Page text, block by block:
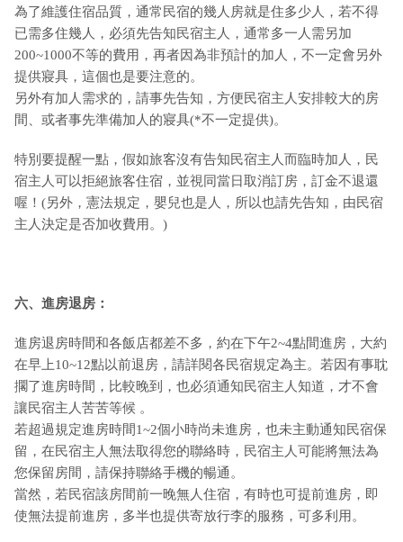
為了維護住宿品質，通常民宿的幾人房就是住多少人，若不得
已需多住幾人，必須先告知民宿主人，通常多一人需另加
200~1000不等的費用，再者因為非預計的加人，不一定會另外
提供寢具，這個也是要注意的。
另外有加人需求的，請事先告知，方便民宿主人安排較大的房
間、或者事先準備加人的寢具(*不一定提供)。
特別要提醒一點，假如旅客沒有告知民宿主人而臨時加人，民
宿主人可以拒絕旅客住宿，並視同當日取消訂房，訂金不退還
喔！(另外，憲法規定，嬰兒也是人，所以也請先告知，由民宿
主人決定是否加收費用。)
六、進房退房：
進房退房時間和各飯店都差不多，約在下午2~4點間進房，大約
在早上10~12點以前退房，請詳閱各民宿規定為主。若因有事耽
擱了進房時間，比較晚到，也必須通知民宿主人知道，才不會
讓民宿主人苦苦等候 。
若超過規定進房時間1~2個小時尚未進房，也未主動通知民宿保
留，在民宿主人無法取得您的聯絡時，民宿主人可能將無法為
您保留房間，請保持聯絡手機的暢通。
當然，若民宿該房間前一晚無人住宿，有時也可提前進房，即
使無法提前進房，多半也提供寄放行李的服務，可多利用。